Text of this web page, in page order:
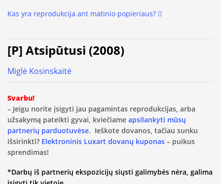
Kas yra reprodukcija ant matinio popieriaus?
[P] Atsipūtusi (2008)
Miglė Kosinskaitė
Svarbu!
– Jeigu norite įsigyti jau pagamintas reprodukcijas, arba
užsakymą pateikti gyvai, kviečiame apsilankyti mūsų
partnerių parduotuvėse. Ieškote dovanos, tačiau sunku
išsirinkti? Elektroninis Luxart dovanų kuponas – puikus
sprendimas!
*Darbų iš partnerių ekspozicijų siųsti galimybės nėra, galima